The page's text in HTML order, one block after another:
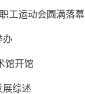
工运动会圆满落幕
办
馆开馆
展综述